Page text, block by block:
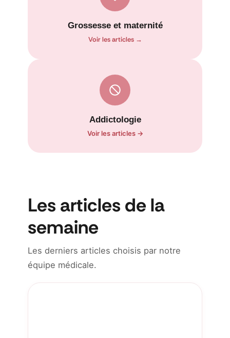
Grossesse et maternité
Voir les articles →
Addictologie
Voir les articles →
Les articles de la
semaine
Les derniers articles choisis par notre
équipe médicale.